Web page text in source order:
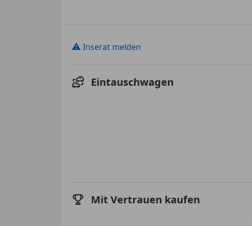
⚠ Inserat melden
Eintauschwagen
Mit Vertrauen kaufen